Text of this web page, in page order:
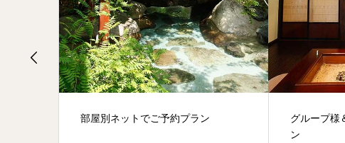
部屋別ネットでご予約プラン
グループ様
ン